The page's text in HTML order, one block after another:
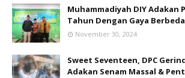
Muhammadiyah DIY Adakan
Tahun Dengan Gaya
November 30, 2024
Sweet Seventeen, DPC
Adakan Senam Massal &